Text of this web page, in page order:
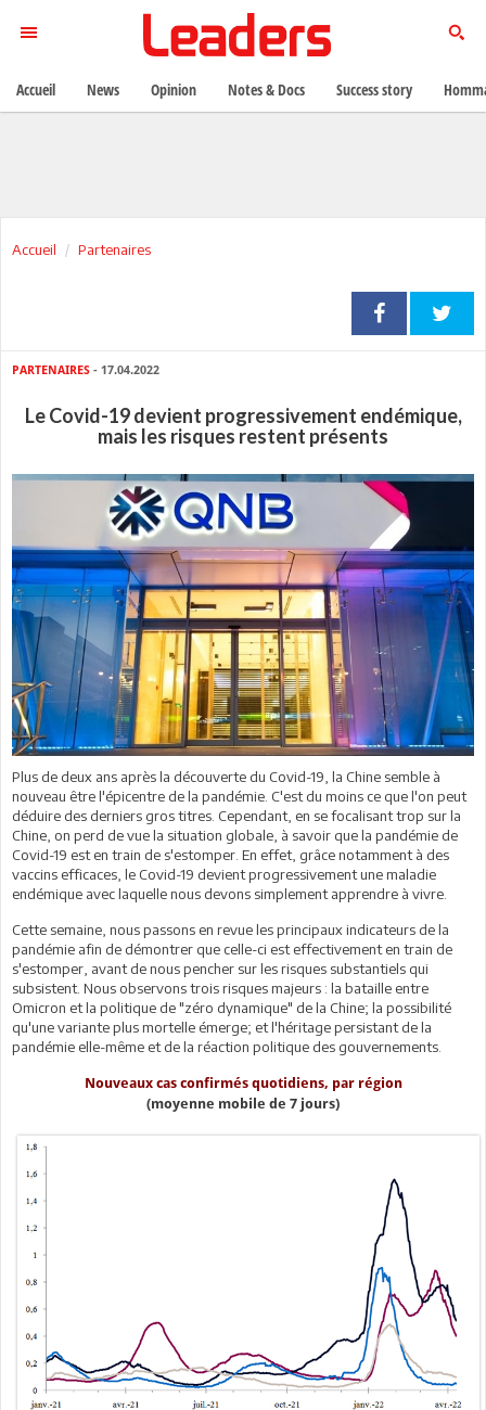
Accueil Partenaires
PARTENAIRES - 17.04.2022
Le Covid-19 devient progressivement endémique,
mais les risques restent présents
Plus de deux ans après la découverte du Covid-19, la Chine semble à
nouveau être l'épicentre de la pandémie. C'est du moins ce que l'on peut
déduire des derniers gros titres. Cependant, en se focalisant trop sur la
Chine, on perd de vue la situation globale, à savoir que la pandémie de
Covid-19 est en train de s'estomper. En effet, grâce notamment à des
vaccins efficaces, le Covid-19 devient progressivement une maladie
endémique avec laquelle nous devons simplement apprendre à vivre.
Cette semaine, nous passons en revue les principaux indicateurs de la
pandémie afin de démontrer que celle-ci est effectivement en train de
s'estomper, avant de nous pencher sur les risques substantiels qui
subsistent. Nous observons trois risques majeurs : la bataille entre
Omicron et la politique de "zéro dynamique" de la Chine; la possibilité
qu'une variante plus mortelle émerge; et l'héritage persistant de la
pandémie elle-même et de la réaction politique des gouvernements.
Nouveaux cas confirmés quotidiens, par région
(moyenne mobile de 7 jours)
Accueil News Opinion Notes & Docs Success story